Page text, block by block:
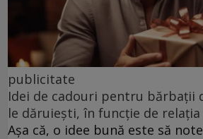
publicitate
Idei de cadouri pentru bărbații
le dăruiești, în funcție de
Așa că, o idee bună este să